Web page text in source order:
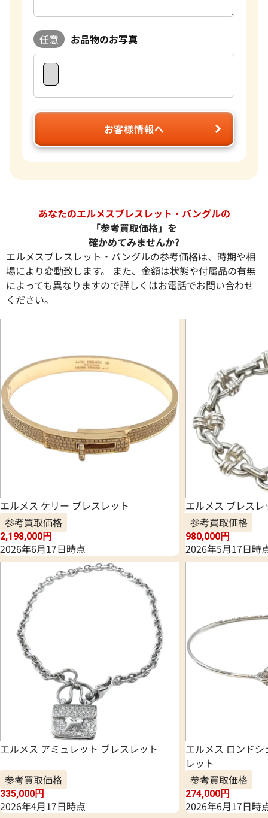
任意 お品物のお写真
お客様情報へ
あなたのエルメスブレスレット・バングルの
「参考買取価格」を
確かめてみませんか?
エルメスブレスレット・バングルの参考価格は、時期や相
場により変動致します。 また、金額は状態や付属品の有無
によっても異なりますので詳しくはお電話でお問い合わせ
ください。
エルメス ケリー ブレスレット
参考買取価格
2,198,000円
2026年6月17日時点
エルメス ブレスレ
参考買取価格
980,000円
2026年5月17日時
エルメス アミュレット ブレスレット
参考買取価格
335,000円
2026年4月17日時点
エルメス ロンド
レット
参考買取価格
274,000円
2026年6月17日時